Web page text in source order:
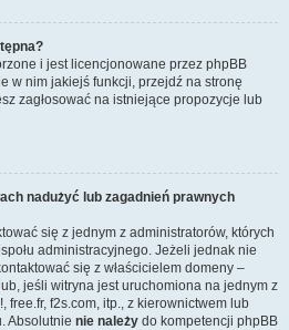
i jest licencjonowane przez phpBB
w nim jakiejś funkcji, przejdź na stronę
zagłosować na istniejące propozycje lub
nadużyć lub zagadnień prawnych
się z jednym z administratorów, których
administracyjnego. Jeżeli jednak nie
się z właścicielem domeny –
jeśli witryna jest uruchomiona na jednym z
free.fr, f2s.com, itp., z kierownictwem lub
Absolutnie nie należy do kompetencji phpBB